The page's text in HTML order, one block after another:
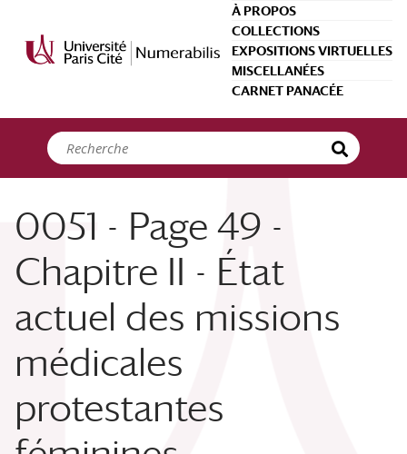
À PROPOS
COLLECTIONS
EXPOSITIONS VIRTUELLES
MISCELLANÉES
CARNET PANACÉE
0051 - Page 49 -
Chapitre II - État
actuel des missions
médicales
protestantes